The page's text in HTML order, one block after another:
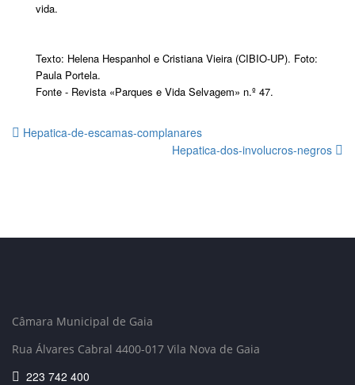
vida.
Texto: Helena Hespanhol e Cristiana Vieira (CIBIO-UP). Foto:
Paula Portela.
Fonte - Revista «Parques e Vida Selvagem» n.º 47.
Hepatica-de-escamas-complanares
Hepatica-dos-involucros-negros
Câmara Municipal de Gaia
Rua Álvares Cabral 4400-017 Vila Nova de Gaia
223 742 400